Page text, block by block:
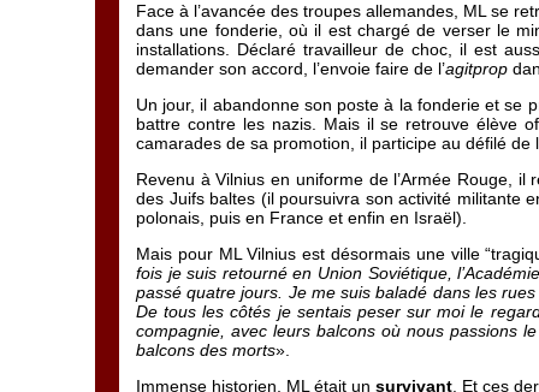
Face à l’avancée des troupes allemandes, ML se
dans une fonderie, où il est chargé de verser le
installations. Déclaré travailleur de choc, il est
demander son accord, l’envoie faire de l’agitprop
Un jour, il abandonne son poste à la fonderie et se
battre contre les nazis. Mais il se retrouve élève
camarades de sa promotion, il participe au défilé
Revenu à Vilnius en uniforme de l’Armée Rouge,
des Juifs baltes (il poursuivra son activité militante
polonais, puis en France et enfin en Israël).
Mais pour ML Vilnius est désormais une ville
fois je suis retourné en Union Soviétique,
passé quatre jours. Je me suis baladé dans les
De tous les côtés je sentais peser sur moi le
compagnie, avec leurs balcons où nous passions
balcons des morts».
Immense historien, ML était un survivant . Et ces